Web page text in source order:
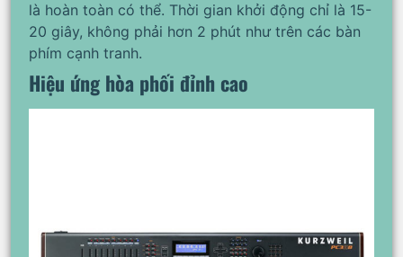
là hoàn toàn có thể. Thời gian khởi động chỉ là 15-
20 giây, không phải hơn 2 phút như trên các bàn
phím cạnh tranh.
Hiệu ứng hòa phối đỉnh cao